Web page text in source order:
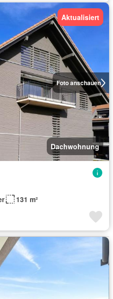
Foto anschauen
Aktualisiert
Dachwohnung
131 m²